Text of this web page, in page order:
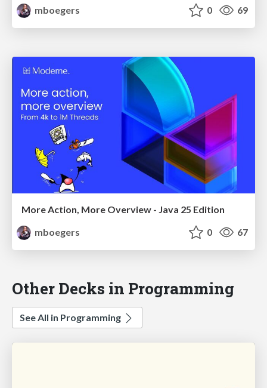
mboegers
0 69
More Action, More Overview - Java 25 Edition
mboegers
0 67
Other Decks in Programming
See All in Programming